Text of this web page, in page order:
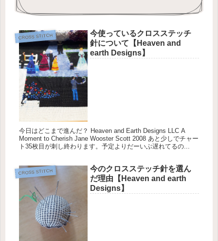
CROSS STITCH
今使っているクロスステッチ
針について【Heaven and
earth Designs】
今日はどこまで進んだ？ Heaven and Earth Designs LLC A
Moment to Cherish Jane Wooster Scott 2008 あと少しでチャー
ト35枚目が刺し終わります。予定よりだーいぶ遅れてるの...
CROSS STITCH
今のクロスステッチ針を選ん
だ理由【Heaven and earth
Designs】